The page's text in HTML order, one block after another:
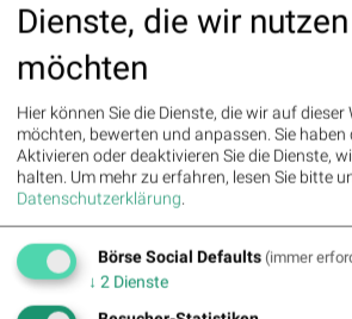
Best/
Dienste, die wir nutzen
möchten
Hier können Sie die Dienste, die wir auf
möchten, bewerten und anpassen. Sie haben
Aktivieren oder deaktivieren Sie die Dienste,
halten. Um mehr zu erfahren, lesen Sie bitte
Datenschutzerklärung.
Börse Social Defaults (immer
↓ 2 Dienste